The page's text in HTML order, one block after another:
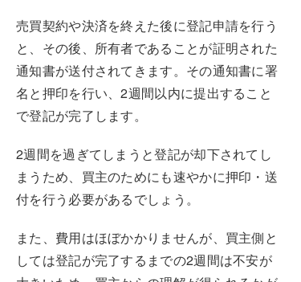
売買契約や決済を終えた後に登記申請を行う
と、その後、所有者であることが証明された
通知書が送付されてきます。その通知書に署
名と押印を行い、2週間以内に提出すること
で登記が完了します。
2週間を過ぎてしまうと登記が却下されてし
まうため、買主のためにも速やかに押印・送
付を行う必要があるでしょう。
また、費用はほぼかかりませんが、買主側と
しては登記が完了するまでの2週間は不安が